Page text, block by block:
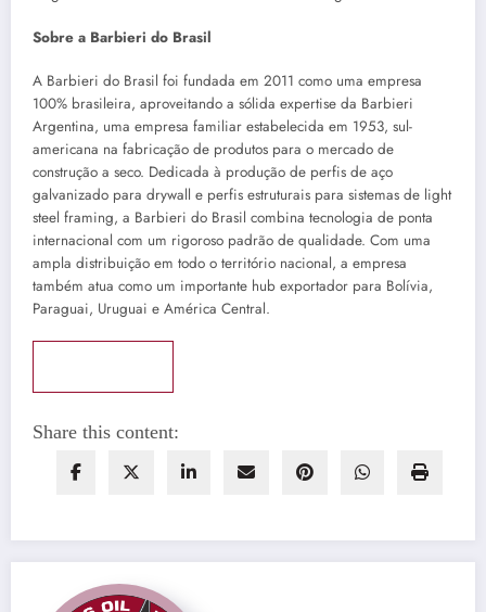
Sobre a Barbieri do Brasil
A Barbieri do Brasil foi fundada em 2011 como uma empresa
100% brasileira, aproveitando a sólida expertise da Barbieri
Argentina, uma empresa familiar estabelecida em 1953, sul-
americana na fabricação de produtos para o mercado de
construção a seco. Dedicada à produção de perfis de aço
galvanizado para drywall e perfis estruturais para sistemas de light
steel framing, a Barbieri do Brasil combina tecnologia de ponta
internacional com um rigoroso padrão de qualidade. Com uma
ampla distribuição em todo o território nacional, a empresa
também atua como um importante hub exportador para Bolívia,
Paraguai, Uruguai e América Central.
Share this content: